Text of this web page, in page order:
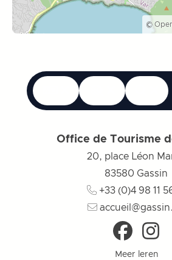
©
Talen
Menu sluitenMenu sluiten
Office de Tourisme
20, place Léon
83580 Gassin
+33 (0)4 98 11
Meer leren